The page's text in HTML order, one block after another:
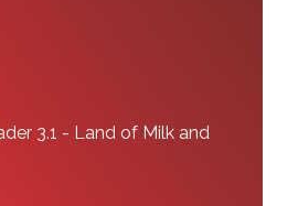
3.1 - Land of Milk and